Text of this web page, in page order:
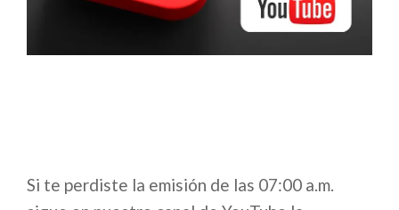
Si te perdiste la emisión de las 07:00 a.m.